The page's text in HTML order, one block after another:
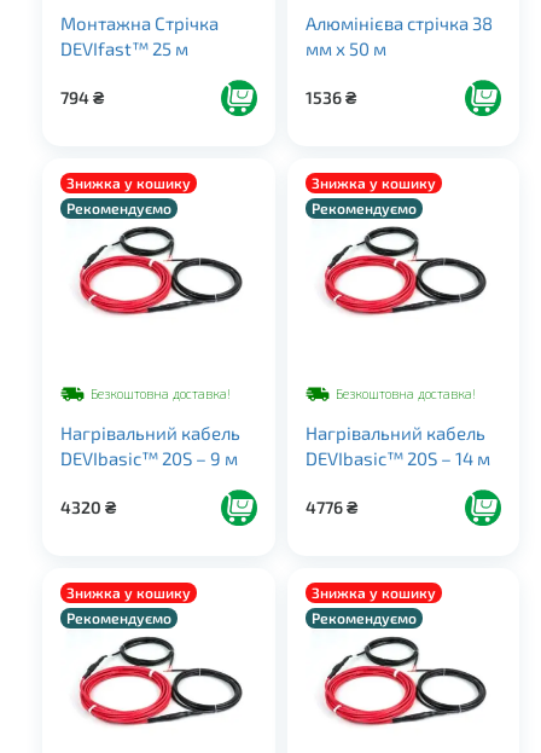
Монтажна Стрічка
DEVIfast™ 25 м
794₴
Алюмінієва стрічка 38
мм х 50 м
1536₴
Знижка у кошику
Рекомендуємо
Безкоштовна доставка!
Нагрівальний кабель
DEVIbasic™ 20S – 9 м
4320 ₴
Знижка у кошику
Рекомендуємо
Безкоштовна доставка!
Нагрівальний кабель
DEVIbasic™ 20S – 14 м
4776₴
Знижка у кошику
Рекомендуємо
Знижка у кошику
Рекомендуємо